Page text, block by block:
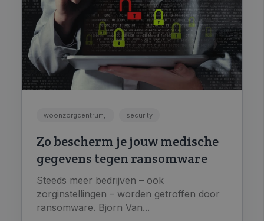
woonzorgcentrum, security
Zo bescherm je jouw medische
gegevens tegen ransomware
Steeds meer bedrijven – ook
zorginstellingen – worden getroffen door
ransomware. Bjorn Van...